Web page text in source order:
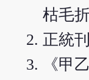
枯毛折
正統
《甲